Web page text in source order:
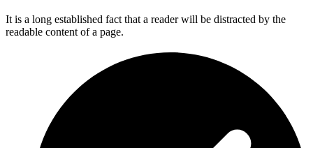
It is a long established fact that a reader will be distracted by the
readable content of a page.